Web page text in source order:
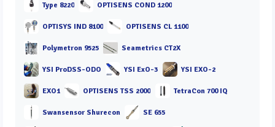
Type 8220 OPTISENS COND 1200
OPTISYS IND 8100 OPTISENS CL 1100
Polymetron 9525 Seametrics CT2X
YSI ProDSS-ODO YSI ExO-3 YSI EXO-2
EXO1 OPTISENS TSS 2000 TetraCon 700 IQ
Swansensor Shurecon SE 655